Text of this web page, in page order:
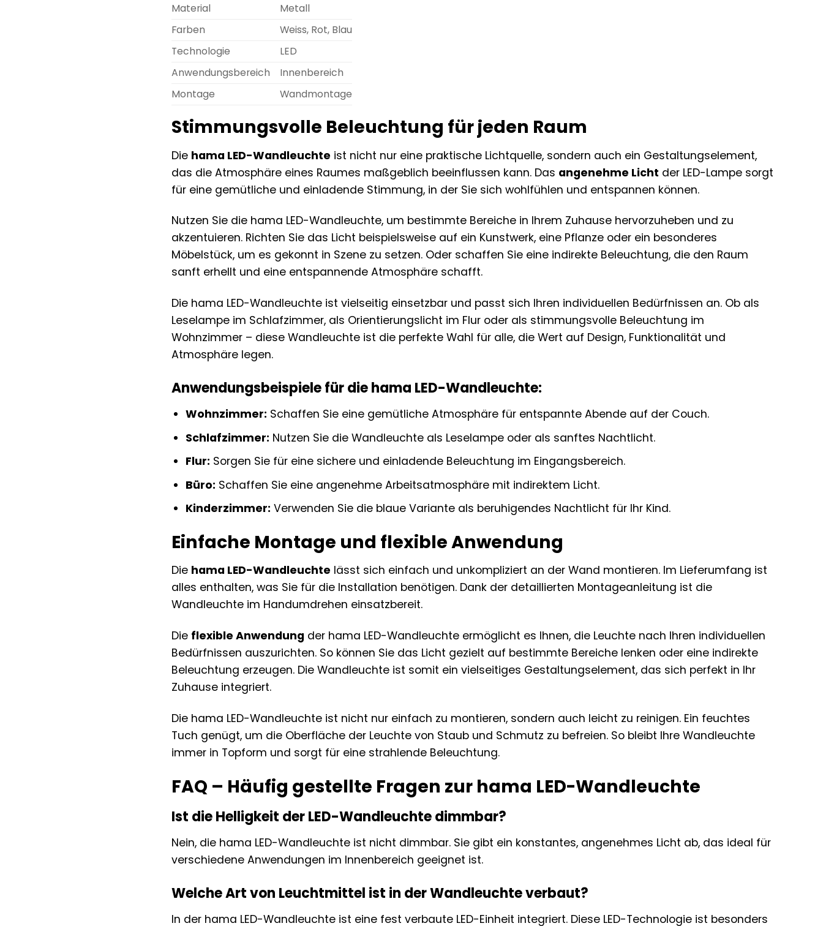
Material
Metall
Farben
Weiss, Rot, Blau
Technologie
LED
Anwendungsbereich
Innenbereich
Montage
Wandmontage
Stimmungsvolle Beleuchtung für jeden Raum
Die hama LED-Wandleuchte ist nicht nur eine praktische Lichtquelle, sondern auch ein Gestaltungselement,
das die Atmosphäre eines Raumes maßgeblich beeinflussen kann. Das angenehme Licht der LED-Lampe sorgt
für eine gemütliche und einladende Stimmung, in der Sie sich wohlfühlen und entspannen können.
Nutzen Sie die hama LED-Wandleuchte, um bestimmte Bereiche in Ihrem Zuhause hervorzuheben und zu
akzentuieren. Richten Sie das Licht beispielsweise auf ein Kunstwerk, eine Pflanze oder ein besonderes
Möbelstück, um es gekonnt in Szene zu setzen. Oder schaffen Sie eine indirekte Beleuchtung, die den Raum
sanft erhellt und eine entspannende Atmosphäre schafft.
Die hama LED-Wandleuchte ist vielseitig einsetzbar und passt sich Ihren individuellen Bedürfnissen an. Ob als
Leselampe im Schlafzimmer, als Orientierungslicht im Flur oder als stimmungsvolle Beleuchtung im
Wohnzimmer – diese Wandleuchte ist die perfekte Wahl für alle, die Wert auf Design, Funktionalität und
Atmosphäre legen.
Anwendungsbeispiele für die hama LED-Wandleuchte:
Wohnzimmer: Schaffen Sie eine gemütliche Atmosphäre für entspannte Abende auf der Couch.
Schlafzimmer: Nutzen Sie die Wandleuchte als Leselampe oder als sanftes Nachtlicht.
Flur: Sorgen Sie für eine sichere und einladende Beleuchtung im Eingangsbereich.
Büro: Schaffen Sie eine angenehme Arbeitsatmosphäre mit indirektem Licht.
Kinderzimmer: Verwenden Sie die blaue Variante als beruhigendes Nachtlicht für Ihr Kind.
Einfache Montage und flexible Anwendung
Die hama LED-Wandleuchte lässt sich einfach und unkompliziert an der Wand montieren. Im Lieferumfang ist
alles enthalten, was Sie für die Installation benötigen. Dank der detaillierten Montageanleitung ist die
Wandleuchte im Handumdrehen einsatzbereit.
Die flexible Anwendung der hama LED-Wandleuchte ermöglicht es Ihnen, die Leuchte nach Ihren individuellen
Bedürfnissen auszurichten. So können Sie das Licht gezielt auf bestimmte Bereiche lenken oder eine indirekte
Beleuchtung erzeugen. Die Wandleuchte ist somit ein vielseitiges Gestaltungselement, das sich perfekt in Ihr
Zuhause integriert.
Die hama LED-Wandleuchte ist nicht nur einfach zu montieren, sondern auch leicht zu reinigen. Ein feuchtes
Tuch genügt, um die Oberfläche der Leuchte von Staub und Schmutz zu befreien. So bleibt Ihre Wandleuchte
immer in Topform und sorgt für eine strahlende Beleuchtung.
FAQ – Häufig gestellte Fragen zur hama LED-Wandleuchte
Ist die Helligkeit der LED-Wandleuchte dimmbar?
Nein, die hama LED-Wandleuchte ist nicht dimmbar. Sie gibt ein konstantes, angenehmes Licht ab, das ideal für
verschiedene Anwendungen im Innenbereich geeignet ist.
Welche Art von Leuchtmittel ist in der Wandleuchte verbaut?
In der hama LED-Wandleuchte ist eine fest verbaute LED-Einheit integriert. Diese LED-Technologie ist besonders